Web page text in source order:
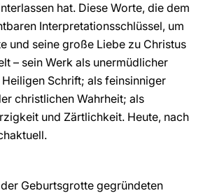
hat. Diese Worte, die dem
Interpretationsschlüssel, um
und seine große Liebe zu Christus
– sein Werk als unermüdlicher
Schrift; als feinsinniger
christlichen Wahrheit; als
und Zärtlichkeit. Heute, nach
Geburtsgrotte gegründeten